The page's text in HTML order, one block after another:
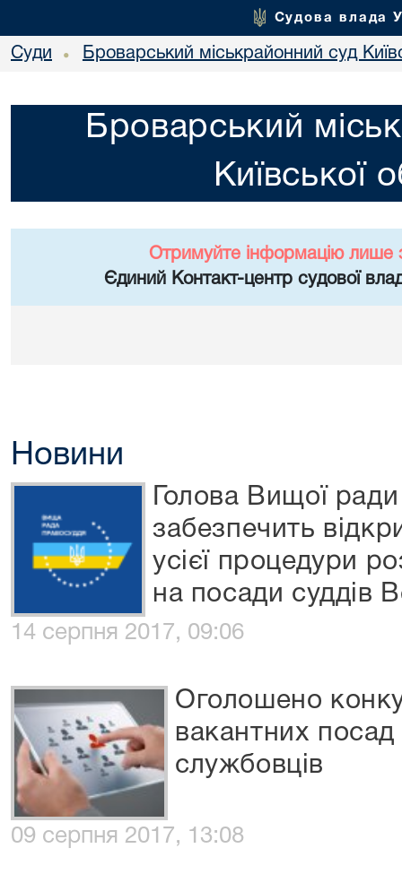
Судова влада
Суди • Броварський міськрайонний суд
Броварський
Київської
Отримуйте інформацію лише
Єдиний Контакт-центр судової
Новини
Голова Вищої
забезпечить
усієї процедури
на посади суддів
14 серпня 2017, 09:06
Оголошено
вакантних
службовців
09 серпня 2017, 13:08